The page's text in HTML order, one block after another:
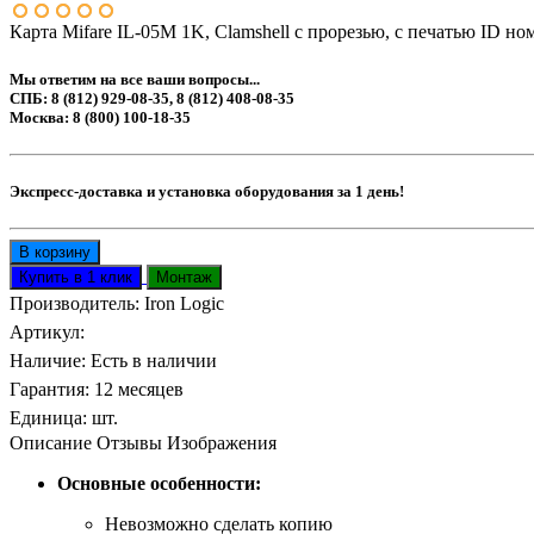
Карта Mifare IL-05M 1K, Clamshell с прорезью, с печатью ID
Мы ответим на все ваши вопросы...
СПБ: 8 (812) 929-08-35, 8 (812) 408-08-35
Москва: 8 (800) 100-18-35
Экспресс-доставка и установка оборудования за 1 день!
Производитель: Iron Logic
Артикул:
Наличие: Есть в наличии
Гарантия: 12 месяцев
Единица: шт.
Описание Отзывы Изображения
Основные особенности:
Невозможно сделать копию